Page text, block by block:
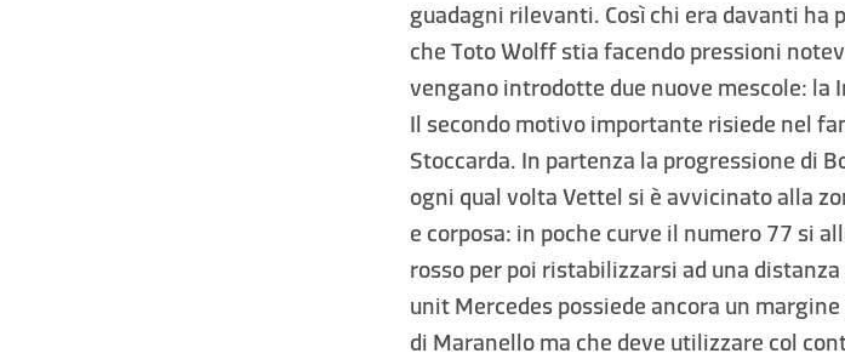
guadagni rilevanti. Così chi era davanti
che Toto Wolff stia facendo pressioni
vengano introdotte due nuove mescole: la
Il secondo motivo importante risiede nel
Stoccarda. In partenza la progressione di
ogni qual volta Vettel si è avvicinato alla
e corposa: in poche curve il numero 77 si
rosso per poi ristabilizzarsi ad una
unit Mercedes possiede ancora un
di Maranello ma che deve utilizzare col